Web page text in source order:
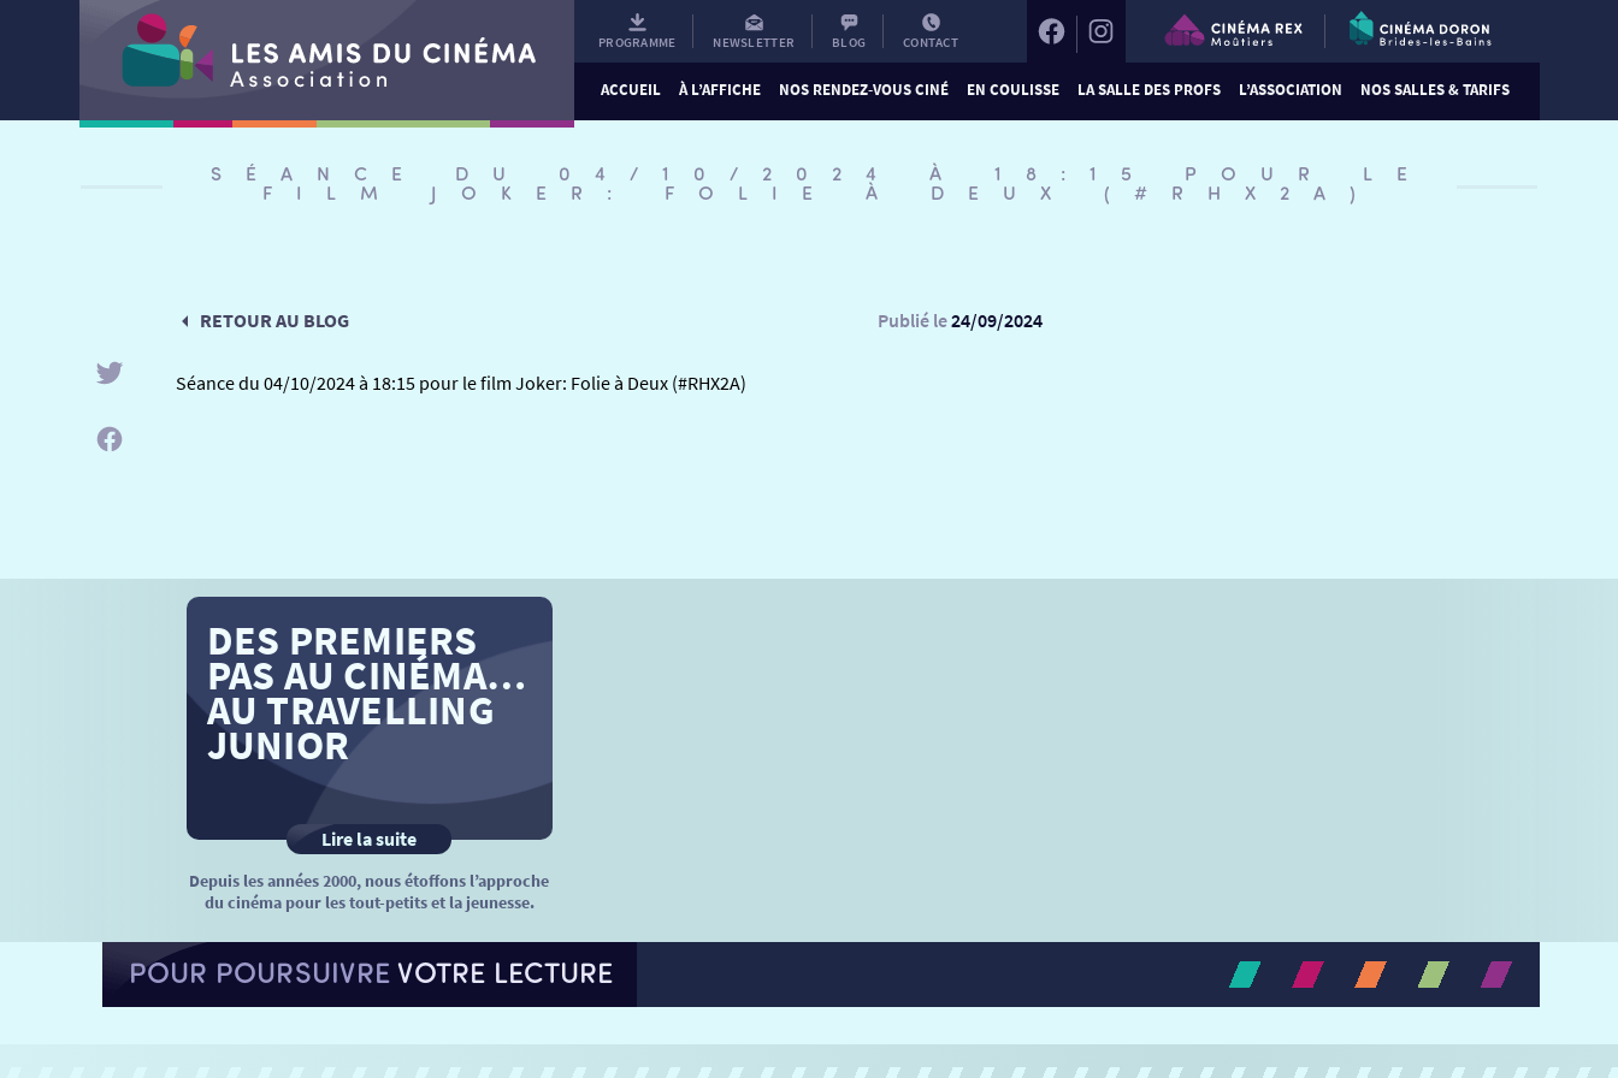
PROGRAMME NEWSLETTER BLOG CONTACT
ACCUEIL À L’AFFICHE NOS RENDEZ-VOUS CINÉ EN COULISSE LA SALLE DES PROFS L’ASSOCIATION NOS SALLES & TARIFS
SÉANCE DU 04/10/2024 À 18:15 POUR LE
FILM JOKER: FOLIE À DEUX (#RHX2A)
RETOUR AU BLOG Publié le24/09/2024
Séance du 04/10/2024 à 18:15 pour le film Joker: Folie à Deux (#RHX2A)
DES PREMIERS
PAS AU CINÉMA…
AU TRAVELLING
JUNIOR
Lire la suite
Depuis les années 2000, nous étoffons l’approche
du cinéma pour les tout-petits et la jeunesse.
POUR POURSUIVREVOTRE LECTURE